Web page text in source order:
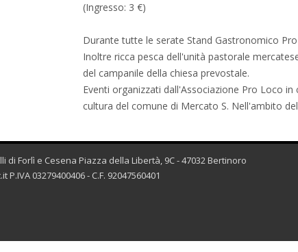
(Ingresso: 3 €)
Durante tutte le serate Stand Gastronomico
Inoltre ricca pesca dell'unità pastorale
del campanile della chiesa prevostale.
Eventi organizzati dall'Associazione Pro Loco
cultura del comune di Mercato S. Nell'ambito
Forlì e Cesena Piazza della Libertà, 9C - 47032 Bertinoro
P.IVA 03279400406 - C.F. 92047560401